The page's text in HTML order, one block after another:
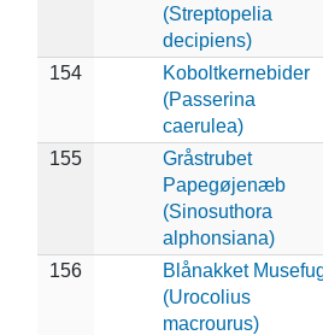
(Streptopelia
decipiens)
154
Koboltkernebider
(Passerina
caerulea)
155
Gråstrubet
Papegøjenæb
(Sinosuthora
alphonsiana)
156
Blånakket
(Urocolius
macrourus)